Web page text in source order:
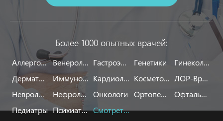
Более 1000 опытных врачей:
Аллергологи Венерологи Гастроэнтерологи Генетики
Гинекологи
Дерматологи
Иммунологи Кардиологи Косметологи
ЛОР-Врачи
Неврологи
Нефрологи Онкологи Ортопеды
Офтальмологи
Педиатры
Психиатры Смотреть все